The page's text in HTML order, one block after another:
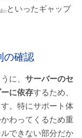
といったギャップ
の確認
に、 サーバーのセ
に依存するため、
。特にサポート体
わってくるため重
できない部分だか